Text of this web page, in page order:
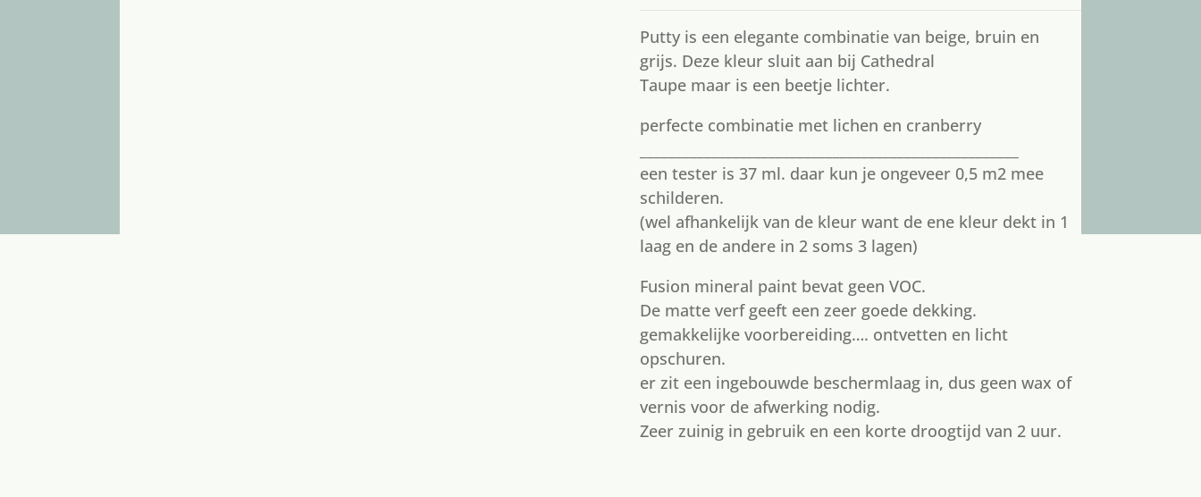
Putty is een elegante combinatie van beige, bruin en
grijs. Deze kleur sluit aan bij Cathedral
Taupe maar is een beetje lichter.
perfecte combinatie met lichen en cranberry
een tester is 37 ml. daar kun je ongeveer 0,5 m2 mee
schilderen.
(wel afhankelijk van de kleur want de ene kleur dekt in 1
laag en de andere in 2 soms 3 lagen)
Fusion mineral paint bevat geen VOC.
De matte verf geeft een zeer goede dekking.
gemakkelijke voorbereiding…. ontvetten en licht
opschuren.
er zit een ingebouwde beschermlaag in, dus geen wax of
vernis voor de afwerking nodig.
Zeer zuinig in gebruik en een korte droogtijd van 2 uur.